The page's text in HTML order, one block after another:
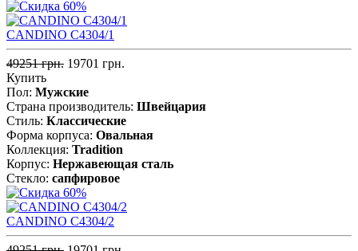
CANDINO C4304/1
49251 грн. 19701 грн.
Купить
Пол: Мужские
Страна производитель: Швейцария
Стиль: Классические
Форма корпуса: Овальная
Коллекция: Tradition
Корпус: Нержавеющая cталь
Стекло: сапфировое
CANDINO C4304/2